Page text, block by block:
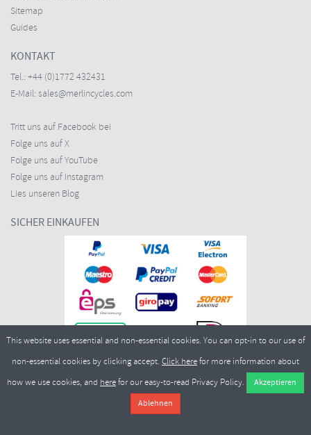
Sitemap
Guides
KONTAKT
Tel.: +44 (0)1772 432431
E-Mail: sales@merlincycles.com
Tritt uns auf Facebook bei
Folge uns auf X
Folge uns auf YouTube
Folge uns auf Instagram
Lies unseren Blog
SICHER EINKAUFEN
Merlin Cycles Ltd., Unit A4 Buckshaw Link, Ordnance Road, Buckshaw
Village, Chorley PR7 7EL United Kingdom
sales@merlincycles.com
This website uses essential and non-essential cookies. You can opt-in to our use of
non-essential cookies by clicking accept. Click herefor more information about
how we use cookies, and herefor our easy-to-read Privacy Policy.